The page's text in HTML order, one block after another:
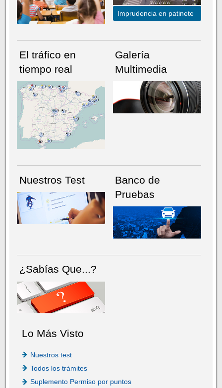
NÚMERO ACTUALHEMEROTECA
Imprudencia en patinete
El tráfico en
tiempo real
Galería
Multimedia
Nuestros Test
Banco de
Pruebas
¿Sabías Que...?
Lo Más Visto
Nuestros test
Todos los trámites
Suplemento Permiso por puntos